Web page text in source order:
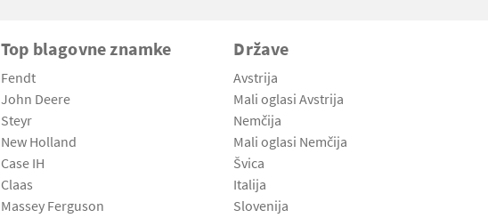
Top blagovne znamke
Fendt
John Deere
Steyr
New Holland
Case IH
Claas
Massey Ferguson
Države
Avstrija
Mali oglasi Avstrija
Nemčija
Mali oglasi Nemčija
Švica
Italija
Slovenija